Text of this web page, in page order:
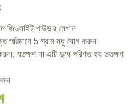
জিওলাইট পাউডার মেশান
পরিমাণে 5 গ্রাম মধু যোগ করুন
যতক্ষণ না এটি দুধে পরিণত হয় ততক্ষণ